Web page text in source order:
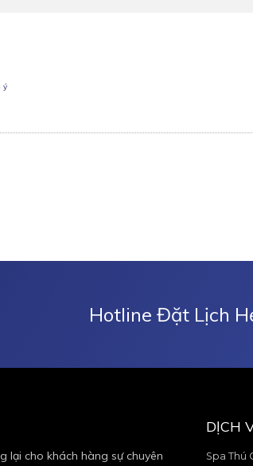
ý
Hotline Đặt Lịch
lại cho khách hàng sự chuyên
DỊCH
Spa Thú